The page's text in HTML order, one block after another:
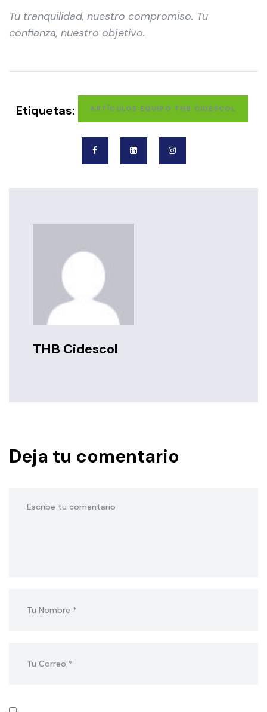
Tu tranquilidad, nuestro compromiso. Tu
confianza, nuestro objetivo.
Etiquetas: ARTÍCULOS EQUIPO THB CIDESCOL
THB Cidescol
Deja tu comentario